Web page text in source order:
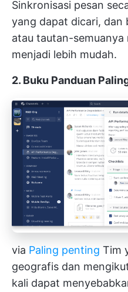
Sinkronisasi pesan
yang dapat dicari, dan
atau tautan-semuanya
menjadi lebih mudah.
2. Buku Panduan
via Paling penting Tim
geografis dan
kali dapat